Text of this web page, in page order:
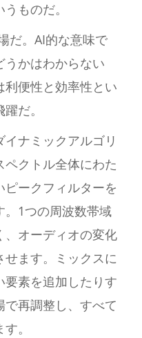
ものだ。
だ。AI的な意味で
うかはわからない
利便性と効率性とい
だ。
ナミックアルゴリ
クトル全体にわた
ークフィルターを
。1つの周波数帯域
、オーディオの変化
せます。ミックスに
素を追加したりす
再調整し、すべて
。